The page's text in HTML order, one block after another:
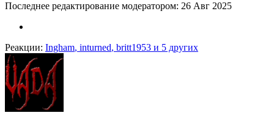
Последнее редактирование модератором: 26 Авг 2025
Реакции: Ingham, inturned, britt1953 и 5 других